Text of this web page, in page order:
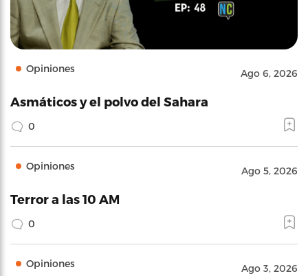
Opiniones Ago 6, 2026
Asmáticos y el polvo del Sahara
0
Opiniones Ago 5, 2026
Terror a las 10 AM
0
Opiniones Ago 3, 2026